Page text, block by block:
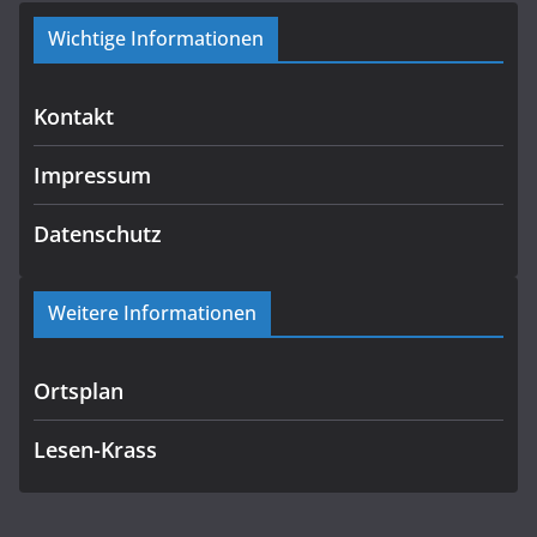
Wichtige Informationen
Kontakt
Impressum
Datenschutz
Weitere Informationen
Ortsplan
Lesen-Krass